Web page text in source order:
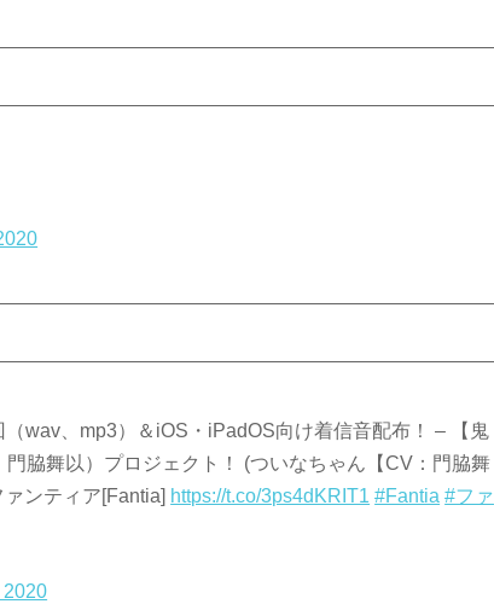
wav、mp3）＆iOS・iPadOS向け着信音配布！ – 【鬼
脇舞以）プロジェクト！ (ついなちゃん【CV：門脇舞
ンティア[Fantia] https://t.co/3ps4dKRIT1 #Fantia #ファ
2020